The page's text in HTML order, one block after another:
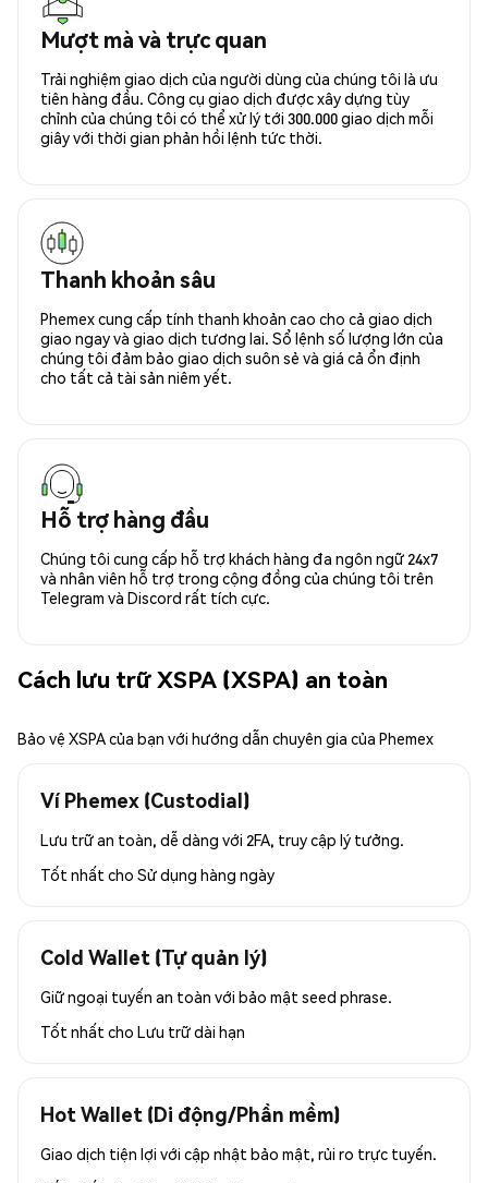
Mượt mà và trực quan
Trải nghiệm giao dịch của người dùng của chúng tôi là ưu
tiên hàng đầu. Công cụ giao dịch được xây dựng tùy
chỉnh của chúng tôi có thể xử lý tới 300.000 giao dịch mỗi
giây với thời gian phản hồi lệnh tức thời.
Thanh khoản sâu
Phemex cung cấp tính thanh khoản cao cho cả giao dịch
giao ngay và giao dịch tương lai. Sổ lệnh số lượng lớn của
chúng tôi đảm bảo giao dịch suôn sẻ và giá cả ổn định
cho tất cả tài sản niêm yết.
Hỗ trợ hàng đầu
Chúng tôi cung cấp hỗ trợ khách hàng đa ngôn ngữ 24x7
và nhân viên hỗ trợ trong cộng đồng của chúng tôi trên
Telegram và Discord rất tích cực.
Cách lưu trữ XSPA (XSPA) an toàn
Bảo vệ XSPA của bạn với hướng dẫn chuyên gia của Phemex
Ví Phemex (Custodial)
Lưu trữ an toàn, dễ dàng với 2FA, truy cập lý tưởng.
Tốt nhất cho Sử dụng hàng ngày
Cold Wallet (Tự quản lý)
Giữ ngoại tuyến an toàn với bảo mật seed phrase.
Tốt nhất cho Lưu trữ dài hạn
Hot Wallet (Di động/Phần mềm)
Giao dịch tiện lợi với cập nhật bảo mật, rủi ro trực tuyến.